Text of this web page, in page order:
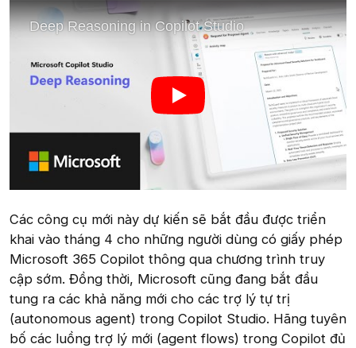
Các công cụ mới này dự kiến sẽ bắt đầu được triển
khai vào tháng 4 cho những người dùng có giấy phép
Microsoft 365 Copilot thông qua chương trình truy
cập sớm. Đồng thời, Microsoft cũng đang bắt đầu
tung ra các khả năng mới cho các trợ lý tự trị
(autonomous agent) trong Copilot Studio. Hãng tuyên
bố các luồng trợ lý mới (agent flows) trong Copilot đủ